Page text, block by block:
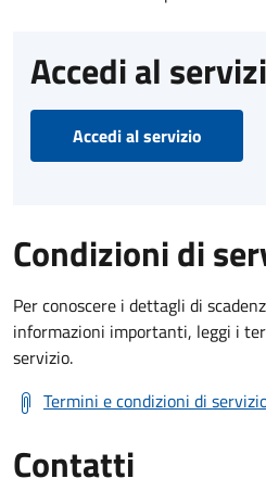
Accedi al
Accedi al servizio
Condizioni di
Per conoscere i dettagli di
informazioni importanti, leggi i
servizio.
Termini e condizioni di
Contatti